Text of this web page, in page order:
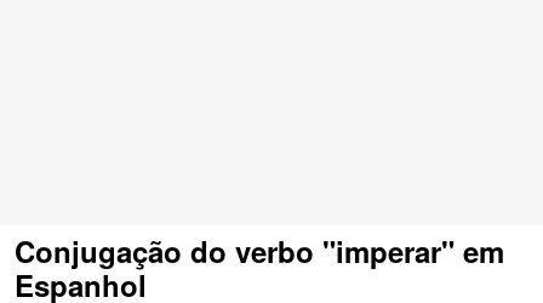
Conjugação do verbo "imperar" em
Espanhol